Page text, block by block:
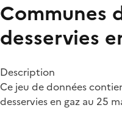
Communes
desservies
Description
Ce jeu de données
desservies en gaz au 25